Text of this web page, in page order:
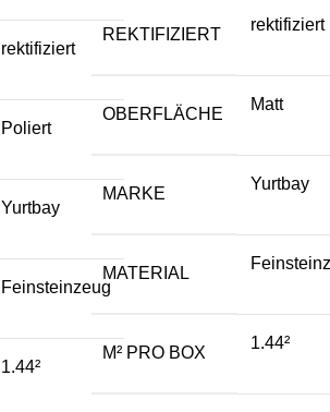
rektifiziert
Poliert
Yurtbay
Feinsteinzeug
1.44²
REKTIFIZIERT
rektifiziert
OBERFLÄCHE
Matt
MARKE
Yurtbay
MATERIAL
M² PRO BOX
1.44²